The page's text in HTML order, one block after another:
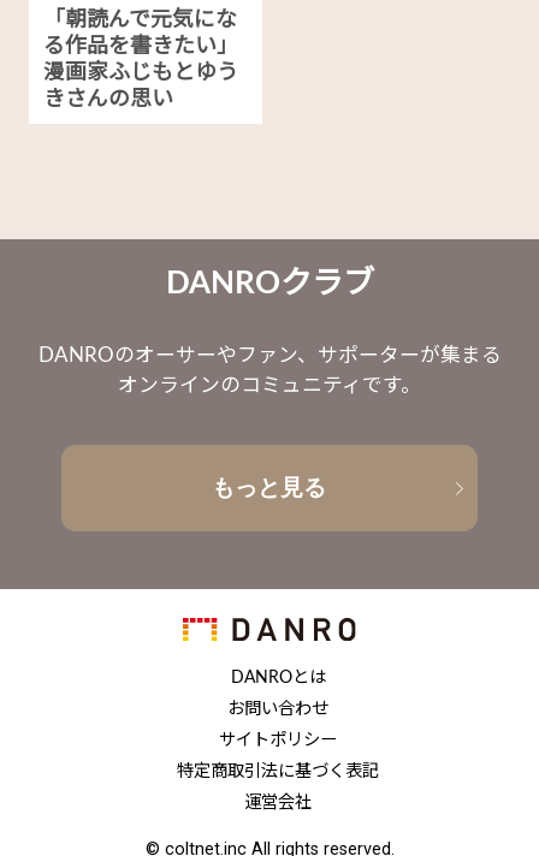
「朝読んで元気にな
る作品を書きたい」
漫画家ふじもとゆう
きさんの思い
DANROクラブ
DANROのオーサーやファン、サポーターが集まる
オンラインのコミュニティです。
もっと見る
DANROとは
お問い合わせ
サイトポリシー
特定商取引法に基づく表記
運営会社
© coltnet.inc All rights reserved.